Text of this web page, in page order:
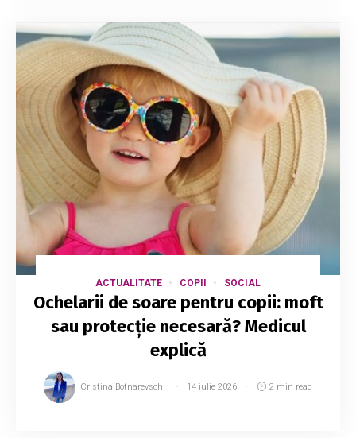
ACTUALITATE COPII SOCIAL
Ochelarii de soare pentru copii: moft
sau protecție necesară? Medicul
explică
Cristina Botnarevschi 14 iulie 2026 2 min read